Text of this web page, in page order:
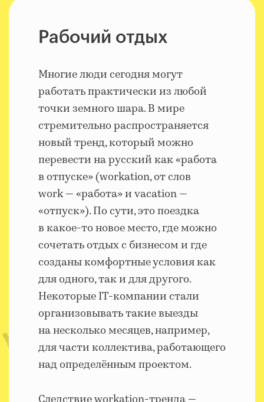
Рабочий отдых
Многие люди сегодня могут
работать практически из любой
точки земного шара. В мире
стремительно распространяется
новый тренд, который можно
перевести на русский как «работа
в отпуске» (workation, от слов
work — «работа» и vacation —
«отпуск»). По сути, это поездка
в какое-то новое место, где можно
сочетать отдых с бизнесом и где
созданы комфортные условия как
для одного, так и для другого.
Некоторые IT-компании стали
организовывать такие выезды
на несколько месяцев, например,
для части коллектива, работающего
над определённым проектом.